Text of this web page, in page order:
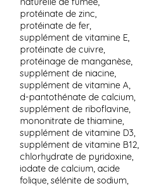
protéinate de zinc,
protéinate de fer,
supplément de vitamine E,
protéinate de cuivre,
protéinage de manganèse,
supplément de niacine,
supplément de vitamine A,
d-pantothénate de calcium,
supplément de riboflavine,
mononitrate de thiamine,
supplément de vitamine D3,
supplément de vitamine B12,
chlorhydrate de pyridoxine,
iodate de calcium, acide
folique, sélénite de sodium,